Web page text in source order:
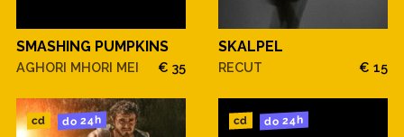
SMASHING PUMPKINS
AGHORI MHORI MEI € 35
SKALPEL
RECUT € 15
cd do 24h cd do 24h